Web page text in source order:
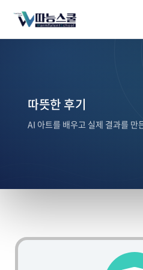
따뜻한 후기
AI 아트를 배우고 실제 결과를 만